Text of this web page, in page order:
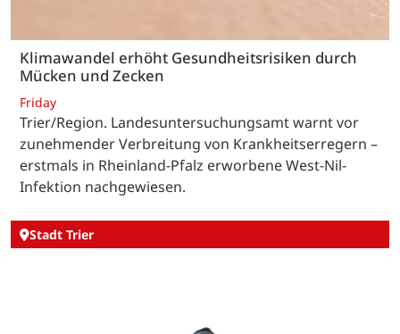
Klimawandel erhöht Gesundheitsrisiken durch
Mücken und Zecken
Friday
Trier/Region. Landesuntersuchungsamt warnt vor
zunehmender Verbreitung von Krankheitserregern –
erstmals in Rheinland-Pfalz erworbene West-Nil-
Infektion nachgewiesen.
Stadt Trier